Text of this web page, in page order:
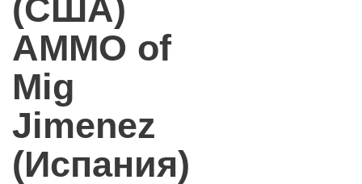
(США)
AMMO of
Mig
Jimenez
(Испания)